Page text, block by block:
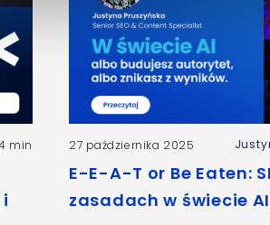
min 27 października 2025
E-E-A-T or Be Eaten:
zasadach w świecie AI